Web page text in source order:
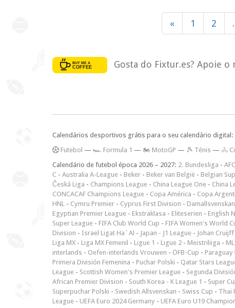
« 1 2
Gosta do Fixtur.es? Apoie
Calendários desportivos grátis para o seu calendário digital:
Futebol — 🏎️ Formula 1 — 🏍 MotoGP — 🎾 Ténis — 🚴
Calendário de futebol época 2026 – 2027: 2. Bundesliga -
C - Australia A-League - Beker - Beker van België - Belgian
Česká Liga - Champions League - China League One - China
CONCACAF Champions League - Copa América - Copa
HNL - Cymru Premier - Cyprus First Division - Damallsvenskan
Egyptian Premier League - Ekstraklasa - Eliteserien - English
Super League - FIFA Club World Cup - FIFA Women's World
Division - Israel Ligat Ha`Al - Japan - J1 League - Johan Cruijff
Liga MX - Liga MX Femenil - Ligue 1 - Ligue 2 - Meistriliiga -
interlands - Oefen-interlands Vrouwen - ÖFB-Cup - Paraguay
Primera División Femenina - Puchar Polski - Qatar Stars
League - Scottish Women's Premier League - Segunda
African Premier Division - South Korea - K League 1 - Super
Superpuchar Polski - Swedish Allsvenskan - Swiss Cup - Thai
League - UEFA Euro 2024 Germany - UEFA Euro U19